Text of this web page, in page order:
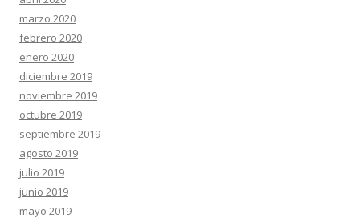
marzo 2020
febrero 2020
enero 2020
diciembre 2019
noviembre 2019
octubre 2019
septiembre 2019
agosto 2019
julio 2019
junio 2019
mayo 2019